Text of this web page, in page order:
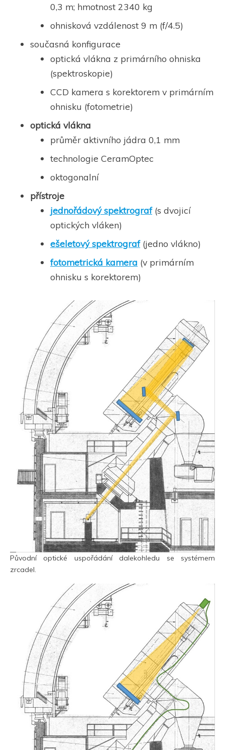
0,3 m; hmotnost 2340 kg
ohnisková vzdálenost 9 m (f/4.5)
současná konfigurace
optická vlákna z primárního ohniska
(spektroskopie)
CCD kamera s korektorem v primárním
ohnisku (fotometrie)
optická vlákna
průměr aktivního jádra 0,1 mm
technologie CeramOptec
oktogonalní
přístroje
jednořádový spektrograf(s dvojicí
optických vláken)
ešeletový spektrograf(jedno vlákno)
fotometrická kamera (v primárním
ohnisku s korektorem)
Původní optické uspořádání dalekohledu se systémem
zrcadel.